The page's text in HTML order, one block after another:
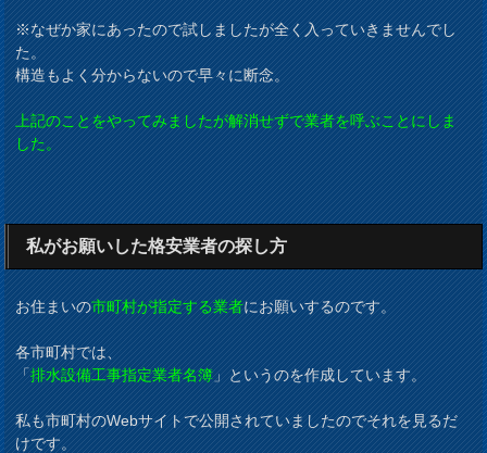
※なぜか家にあったので試しましたが全く入っていきませんでし
た。
構造もよく分からないので早々に断念。
上記のことをやってみましたが解消せずで業者を呼ぶことにしま
した。
私がお願いした格安業者の探し方
お住まいの市町村が指定する業者にお願いするのです。
各市町村では、
「排水設備工事指定業者名簿」というのを作成しています。
私も市町村のWebサイトで公開されていましたのでそれを見るだ
けです。